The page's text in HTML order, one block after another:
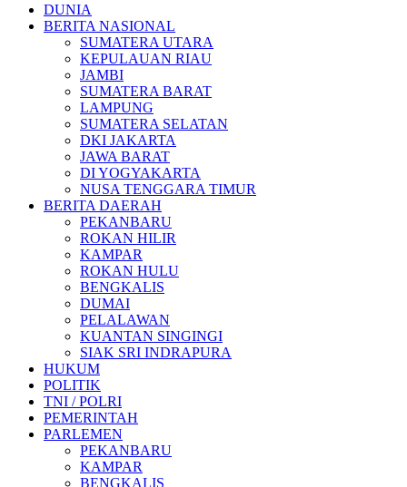
DUNIA
BERITA NASIONAL
SUMATERA UTARA
KEPULAUAN RIAU
JAMBI
SUMATERA BARAT
LAMPUNG
SUMATERA SELATAN
DKI JAKARTA
JAWA BARAT
DI YOGYAKARTA
NUSA TENGGARA TIMUR
BERITA DAERAH
PEKANBARU
ROKAN HILIR
KAMPAR
ROKAN HULU
BENGKALIS
DUMAI
PELALAWAN
KUANTAN SINGINGI
SIAK SRI INDRAPURA
HUKUM
POLITIK
TNI / POLRI
PEMERINTAH
PARLEMEN
PEKANBARU
KAMPAR
BENGKALIS